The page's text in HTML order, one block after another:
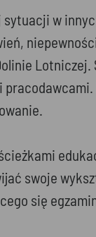
w
swoje
się